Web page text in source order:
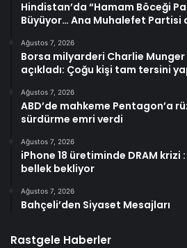
Hindistan’da “Hamam Böceği
Büyüyor… Ana Muhalefet Partisi
Ağustos 7, 2026
Borsa milyarderi Charlie Munger
açıkladı: Çoğu kişi tam tersini
Ağustos 7, 2026
ABD’de mahkeme Pentagon’a
sürdürme emri verdi
Ağustos 7, 2026
iPhone 18 üretiminde DRAM krizi
bellek bekliyor
Ağustos 7, 2026
Bahçeli’den Siyaset Mesajları
Rastgele Haberler